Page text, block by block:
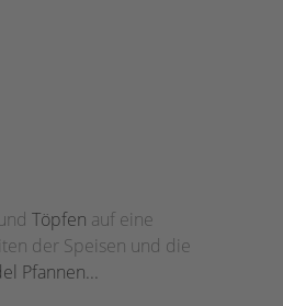
Töpfen auf eine
der Speisen und die
Pfannen...